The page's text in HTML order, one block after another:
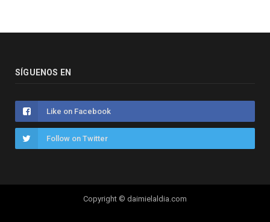
SÍGUENOS EN
Like on Facebook
Follow on Twitter
Copyright © daimielaldia.com